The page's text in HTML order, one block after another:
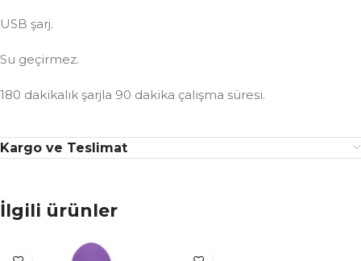
USB şarj.
Su geçirmez.
180 dakikalık şarjla 90 dakika çalışma süresi.
Kargo ve Teslimat
İlgili ürünler